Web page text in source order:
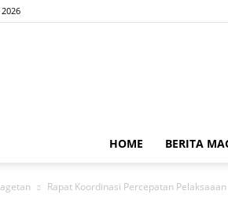
HOME BERITA
Rapat Koordinasi Percepatan